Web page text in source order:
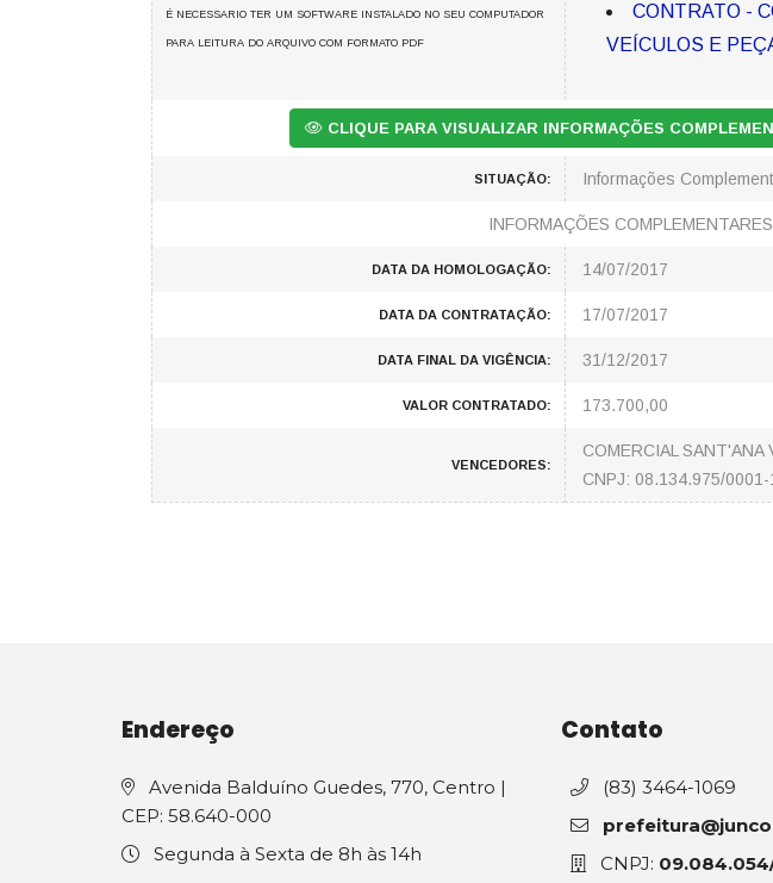
É NECESSARIO TER UM SOFTWARE INSTALADO NO SEU COMPUTADOR
PARA LEITURA DO ARQUIVO COM FORMATO PDF
CONTRATO -
VEÍCULOS E
CLIQUE PARA VISUALIZAR INFORMAÇÕES
SITUAÇÃO: Informações
INFORMAÇÕES COMPLEMENTARES
DATA DA HOMOLOGAÇÃO: 14/07/2017
DATA DA CONTRATAÇÃO: 17/07/2017
DATA FINAL DA VIGÊNCIA: 31/12/2017
VALOR CONTRATADO: 173.700,00
VENCEDORES:
COMERCIAL SANT'ANA
CNPJ: 08.134.975/0001-
Endereço
Avenida Balduíno Guedes, 770, Centro |
CEP: 58.640-000
Segunda à Sexta de 8h às 14h
Contato
(83) 3464-1069
CNPJ: